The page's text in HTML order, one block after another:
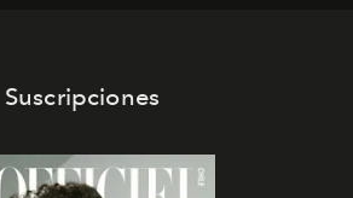
Suscripciones